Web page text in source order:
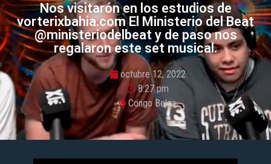
Nos visitarón en los estudios de
vorterixbahia.com El Ministerio del Beat
@ministeriodelbeat y de paso nos
regalaron este set musical.
octubre 12, 2022
8:27 pm
Congo Belga